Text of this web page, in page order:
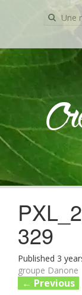
pour:
Skip
to
329
Published 3
groupe Danone
← Previous